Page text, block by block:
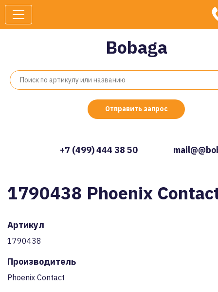
Bobaga
Отправить запрос
+7 (499) 444 38 50
1790438 Phoenix
Артикул
1790438
Производитель
Phoenix Contact